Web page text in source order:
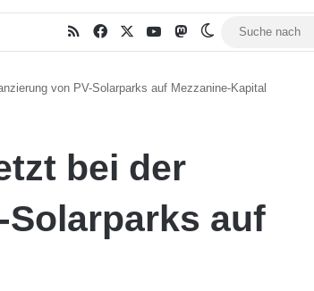
RSS Facebook YouTubeMastodonSkin umschalten
von PV-Solarparks auf Mezzanine-Kapital
bei der
Solarparks auf